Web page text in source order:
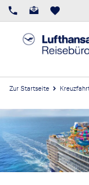
Zur Startseite